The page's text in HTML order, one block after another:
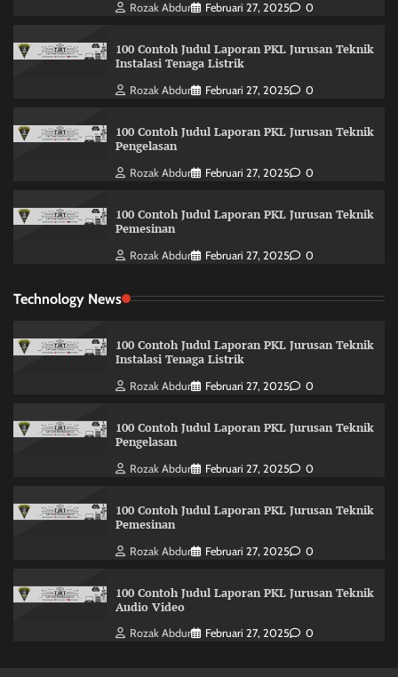
Rozak Abdur Februari 27, 2025 0
100 Contoh Judul Laporan PKL Jurusan Teknik
Instalasi Tenaga Listrik
Rozak Abdur Februari 27, 2025 0
100 Contoh Judul Laporan PKL Jurusan Teknik
Pengelasan
Rozak Abdur Februari 27, 2025 0
100 Contoh Judul Laporan PKL Jurusan Teknik
Pemesinan
Rozak Abdur Februari 27, 2025 0
Technology News
100 Contoh Judul Laporan PKL Jurusan Teknik
Instalasi Tenaga Listrik
Rozak Abdur Februari 27, 2025 0
100 Contoh Judul Laporan PKL Jurusan Teknik
Pengelasan
Rozak Abdur Februari 27, 2025 0
100 Contoh Judul Laporan PKL Jurusan Teknik
Pemesinan
Rozak Abdur Februari 27, 2025 0
100 Contoh Judul Laporan PKL Jurusan Teknik
Audio Video
Rozak Abdur Februari 27, 2025 0